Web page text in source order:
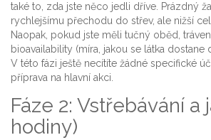
také to, zda jste něco jedli dříve. Prázdný
rychlejšímu přechodu do střev, ale nižší
Naopak, pokud jste měli tučný oběd,
bioavailability (míra, jakou se látka dostane
V této fázi ještě necítíte žádné specifické
příprava na hlavní akci.
Fáze 2: Vstřebávání a
hodiny)